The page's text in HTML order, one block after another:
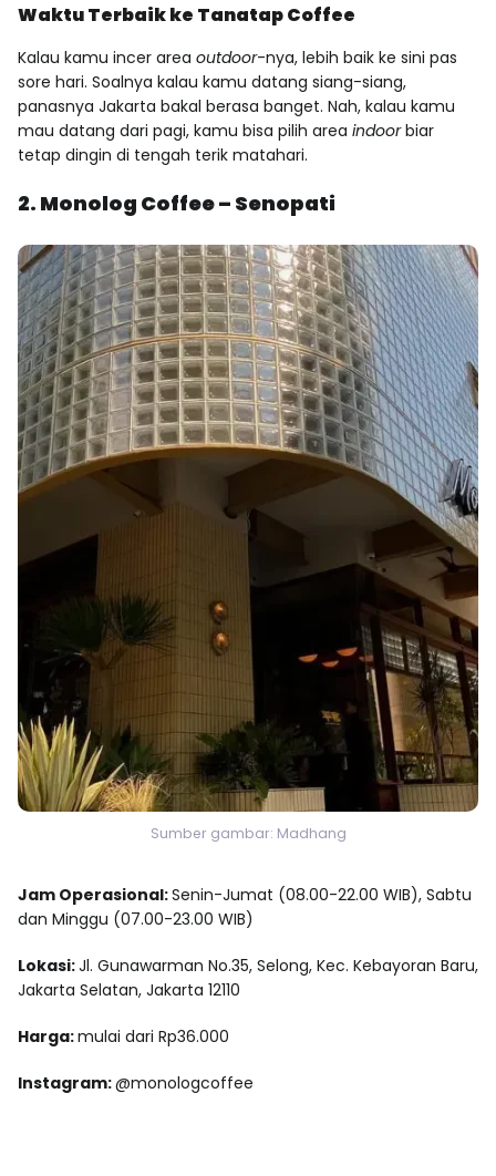
Waktu Terbaik ke Tanatap Coffee
Kalau kamu incer area outdoor-nya, lebih baik ke sini pas
sore hari. Soalnya kalau kamu datang siang-siang,
panasnya Jakarta bakal berasa banget. Nah, kalau kamu
mau datang dari pagi, kamu bisa pilih area indoorbiar
tetap dingin di tengah terik matahari.
2. Monolog Coffee – Senopati
Sumber gambar: Madhang
Jam Operasional:Senin-Jumat (08.00-22.00 WIB), Sabtu
dan Minggu (07.00-23.00 WIB)
Lokasi:Jl. Gunawarman No.35, Selong, Kec. Kebayoran Baru,
Jakarta Selatan, Jakarta 12110
Harga:mulai dari Rp36.000
Instagram:@monologcoffee